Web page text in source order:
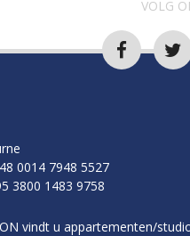
VOLG
0014 7948 5527
3800 1483 9758
vindt u appartementen/